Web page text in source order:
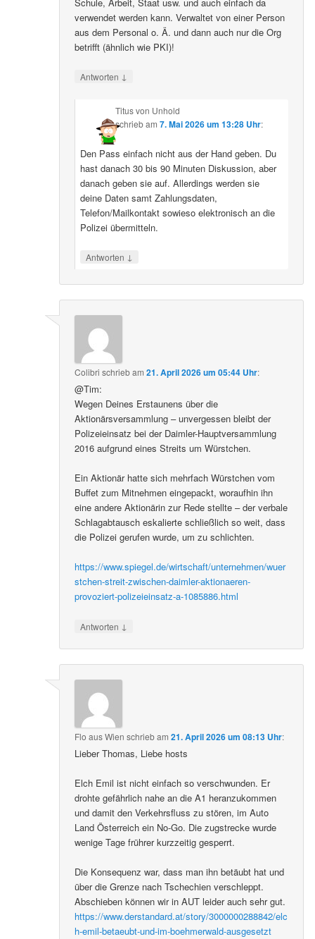
verwendet werden kann. Verwaltet von einer Person
aus dem Personal o. Ä. und dann auch nur die Org
betrifft (ähnlich wie PKI)!
Antworten ↓
Titus von Unhold
schriebam 7. Mai 2026 um 13:28 Uhr:
Den Pass einfach nicht aus der Hand geben. Du
hast danach 30 bis 90 Minuten Diskussion, aber
danach geben sie auf. Allerdings werden sie
deine Daten samt Zahlungsdaten,
Telefon/Mailkontakt sowieso elektronisch an die
Polizei übermitteln.
Antworten ↓
Colibri schriebam21. April 2026 um 05:44 Uhr:
@Tim:
Wegen Deines Erstaunens über die
Aktionärsversammlung – unvergessen bleibt der
Polizeieinsatz bei der Daimler-Hauptversammlung
2016 aufgrund eines Streits um Würstchen.
Ein Aktionär hatte sich mehrfach Würstchen vom
Buffet zum Mitnehmen eingepackt, woraufhin ihn
eine andere Aktionärin zur Rede stellte – der verbale
Schlagabtausch eskalierte schließlich so weit, dass
die Polizei gerufen wurde, um zu schlichten.
https://www.spiegel.de/wirtschaft/unternehmen/wuer
stchen-streit-zwischen-daimler-aktionaeren-
provoziert-polizeieinsatz-a-1085886.html
Antworten ↓
Flo aus Wien schriebam21. April 2026 um 08:13 Uhr:
Lieber Thomas, Liebe hosts
Elch Emil ist nicht einfach so verschwunden. Er
drohte gefährlich nahe an die A1 heranzukommen
und damit den Verkehrsfluss zu stören, im Auto
Land Österreich ein No-Go. Die zugstrecke wurde
wenige Tage frührer kurzzeitig gesperrt.
Die Konsequenz war, dass man ihn betäubt hat und
über die Grenze nach Tschechien verschleppt.
Abschieben können wir in AUT leider auch sehr gut.
https://www.derstandard.at/story/3000000288842/elc
h-emil-betaeubt-und-im-boehmerwald-ausgesetzt